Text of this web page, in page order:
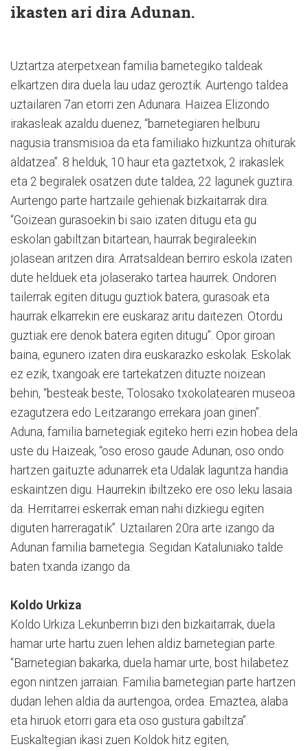
ikasten ari dira Adunan.
Uztartza aterpetxean familia barnetegiko taldeak
elkartzen dira duela lau udaz geroztik. Aurtengo taldea
uztailaren 7an etorri zen Adunara. Haizea Elizondo
irakasleak azaldu duenez, “barnetegiaren helburu
nagusia transmisioa da eta familiako hizkuntza ohiturak
aldatzea”. 8 helduk, 10 haur eta gaztetxok, 2 irakaslek
eta 2 begiralek osatzen dute taldea, 22 lagunek guztira.
Aurtengo parte hartzaile gehienak bizkaitarrak dira.
“Goizean gurasoekin bi saio izaten ditugu eta gu
eskolan gabiltzan bitartean, haurrak begiraleekin
jolasean aritzen dira. Arratsaldean berriro eskola izaten
dute helduek eta jolaserako tartea haurrek. Ondoren
tailerrak egiten ditugu guztiok batera, gurasoak eta
haurrak elkarrekin ere euskaraz aritu daitezen. Otordu
guztiak ere denok batera egiten ditugu”. Opor giroan
baina, egunero izaten dira euskarazko eskolak. Eskolak
ez ezik, txangoak ere tartekatzen dituzte noizean
behin, “besteak beste, Tolosako txokolatearen museoa
ezagutzera edo Leitzarango errekara joan ginen”.
Aduna, familia barnetegiak egiteko herri ezin hobea dela
uste du Haizeak, “oso eroso gaude Adunan, oso ondo
hartzen gaituzte adunarrek eta Udalak laguntza handia
eskaintzen digu. Haurrekin ibiltzeko ere oso leku lasaia
da. Herritarrei eskerrak eman nahi dizkiegu egiten
diguten harreragatik”. Uztailaren 20ra arte izango da
Adunan familia barnetegia. Segidan Kataluniako talde
baten txanda izango da.
Koldo Urkiza
Koldo Urkiza Lekunberrin bizi den bizkaitarrak, duela
hamar urte hartu zuen lehen aldiz barnetegian parte.
“Barnetegian bakarka, duela hamar urte, bost hilabetez
egon nintzen jarraian. Familia barnetegian parte hartzen
dudan lehen aldia da aurtengoa, ordea. Emaztea, alaba
eta hiruok etorri gara eta oso gustura gabiltza”.
Euskaltegian ikasi zuen Koldok hitz egiten,